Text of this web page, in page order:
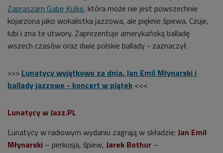
Zapraszam Gabę Kulkę, która może nie jest powszechnie
kojarzona jako wokalistka jazzowa, ale pięknie śpiewa. Czuje,
lubi i zna te utwory. Zaprezentuje amerykańską balladę
wszech czasów oraz dwie polskie ballady - zaznaczył.
>>> Lunatycy wyjątkowo za dnia. Jan Emil Młynarski i
ballady jazzowe - koncert w piątek <<<
Lunatycy w Jazz.PL
Lunatycy w radiowym wydaniu zagrają w składzie: Jan Emil
Młynarski – perkusja, śpiew, Jarek Bothur –